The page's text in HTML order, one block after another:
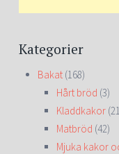
Kategorier
Bakat (168)
Hårt bröd (3)
Kladdkakor
Matbröd (42)
Mjuka kakor